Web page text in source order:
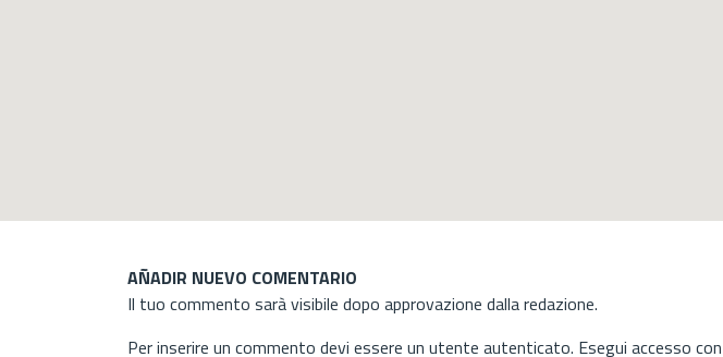
AÑADIR NUEVO COMENTARIO
Il tuo commento sarà visibile dopo approvazione dalla redazione.
Per inserire un commento devi essere un utente autenticato. Esegui accesso con